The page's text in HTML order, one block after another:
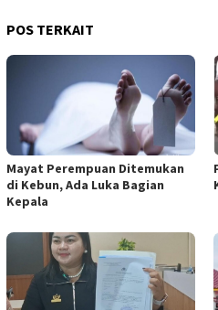
POS TERKAIT
Mayat Perempuan Ditemukan
di Kebun, Ada Luka Bagian
Kepala